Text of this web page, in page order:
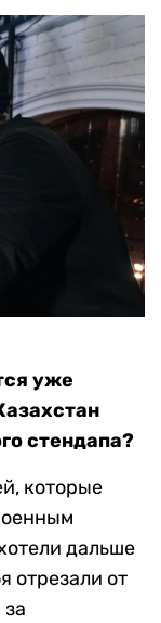
уже
стендапа?
которые
дальше
отрезали от